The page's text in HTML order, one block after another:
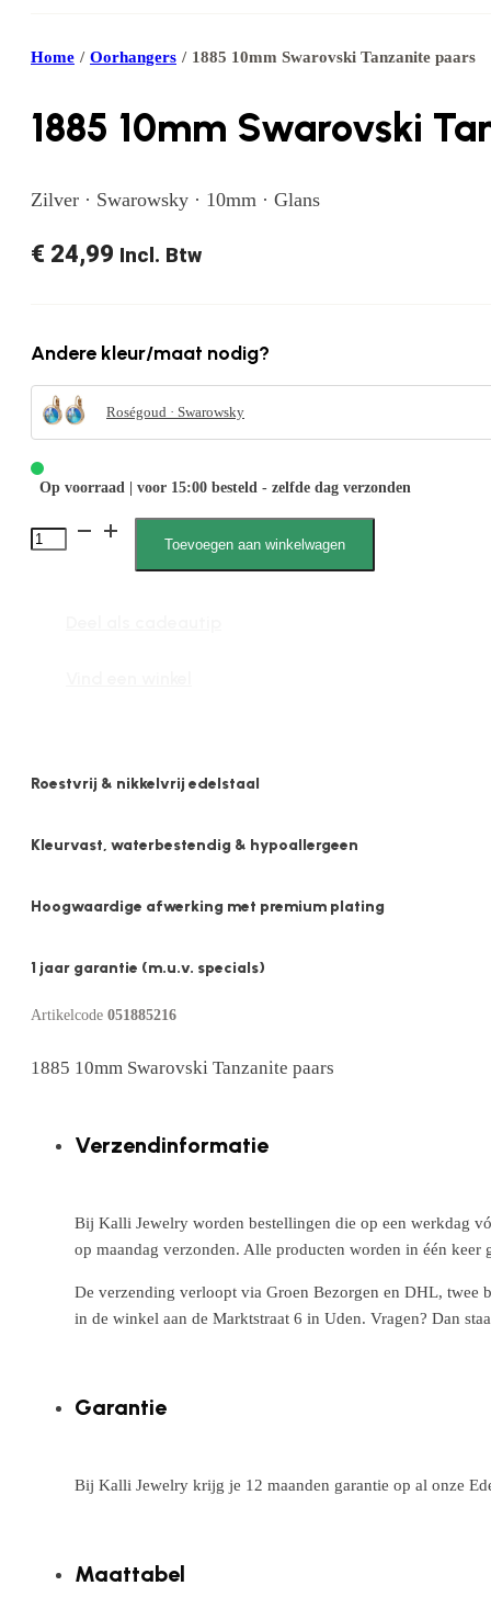
Home / Oorhangers / 1885 10mm Swarovski Tanzanite paars
1885 10mm Swarovski
Zilver · Swarowsky · 10mm · Glans
€ 24,99 Incl. Btw
Andere kleur/maat nodig?
Roségoud · Swarowsky
Op voorraad | voor 15:00 besteld - zelfde dag verzonden
1885
Toevoegen aan winkelwagen
Roestvrij & nikkelvrij edelstaal
Kleurvast, waterbestendig & hypoallergeen
Hoogwaardige afwerking met premium plating
1 jaar garantie (m.u.v. specials)
Artikelcode 051885216
1885 10mm Swarovski Tanzanite paars
Verzendinformatie
Bij Kalli Jewelry worden bestellingen die op een werkdag
op maandag verzonden. Alle producten worden in één
De verzending verloopt via Groen Bezorgen en DHL, twee
in de winkel aan de Marktstraat 6 in Uden. Vragen? Dan
Garantie
Bij Kalli Jewelry krijg je 12 maanden garantie op al onze
Maattabel